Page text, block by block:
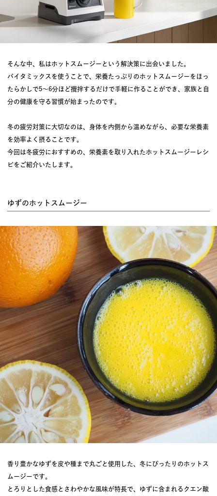
そんな中、私はホットスムージーという解決策に出会いました。
バイタミックスを使うことで、栄養たっぷりのホットスムージーをほっ
たらかしで5〜6分ほど攪拌するだけで手軽に作ることができ、家族と自
分の健康を守る習慣が始まったのです。
冬の疲労対策に大切なのは、身体を内側から温めながら、必要な栄養素
を効率よく摂ることです。
今回は冬疲労におすすめの、栄養素を取り入れたホットスムージーレシ
ピをご紹介いたします。
ゆずのホットスムージー
香り豊かなゆずを皮や種まで丸ごと使用した、冬にぴったりのホットス
ムージーです。
とろりとした食感とさわやかな風味が特長で、ゆずに含まれるクエン酸